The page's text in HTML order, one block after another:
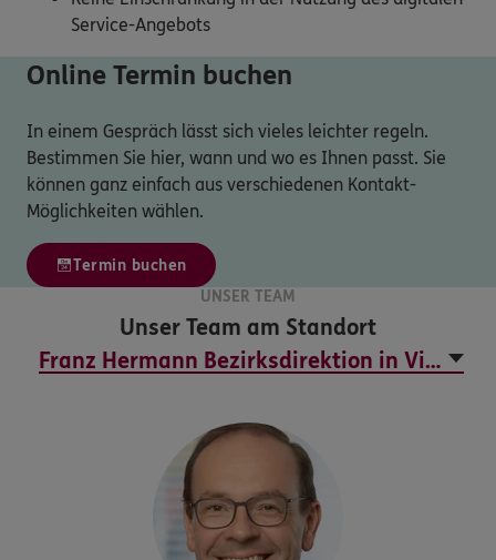
Service-Angebots
Online Termin buchen
In einem Gespräch lässt sich vieles leichter regeln.
Bestimmen Sie hier, wann und wo es Ihnen passt. Sie
können ganz einfach aus verschiedenen Kontakt-
Möglichkeiten wählen.
Termin buchen
UNSER TEAM
Unser Team am Standort